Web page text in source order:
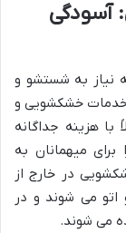
آسودگی
نیاز به شستشو و
خدمات خشکشویی و
با هزینه جداگانه
برای میهمانان به
در خارج از
می شوند و در
می شوند.